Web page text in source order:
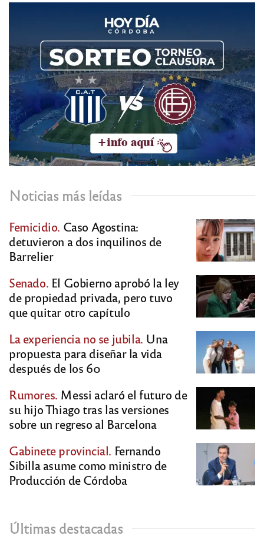
Noticias más leídas
Femicidio. Caso Agostina:
detuvieron a dos inquilinos de
Barrelier
Senado. El Gobierno aprobó la ley
de propiedad privada, pero tuvo
que quitar otro capítulo
La experiencia no se jubila. Una
propuesta para diseñar la vida
después de los 60
Rumores. Messi aclaró el futuro de
su hijo Thiago tras las versiones
sobre un regreso al Barcelona
Gabinete provincial. Fernando
Sibilla asume como ministro de
Producción de Córdoba
Últimas destacadas